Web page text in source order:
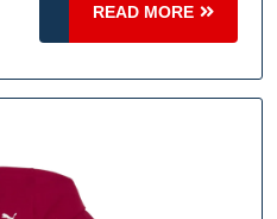
READ MORE
READ
MORE